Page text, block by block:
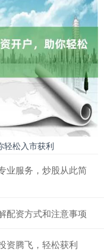
轻松入市获利
业服务，炒股从此简
配资方式和注意事项
资腾飞，轻松获利